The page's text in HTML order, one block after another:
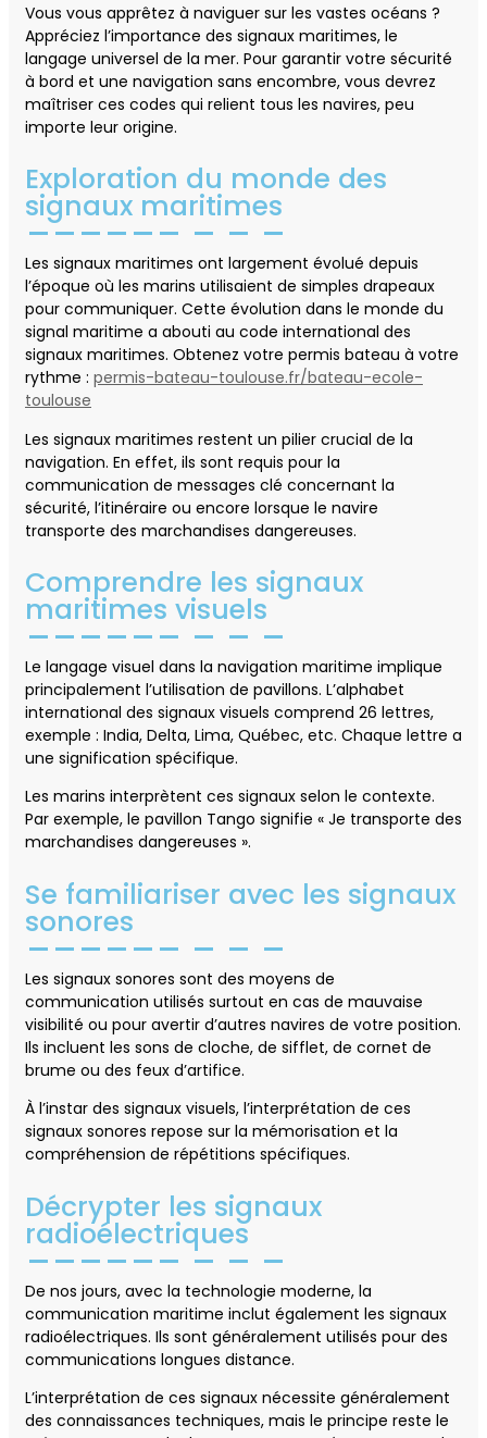
Vous vous apprêtez à naviguer sur les vastes océans ?
Appréciez l’importance des signaux maritimes, le
langage universel de la mer. Pour garantir votre sécurité
à bord et une navigation sans encombre, vous devrez
maîtriser ces codes qui relient tous les navires, peu
importe leur origine.
Exploration du monde des
signaux maritimes
Les signaux maritimes ont largement évolué depuis
l’époque où les marins utilisaient de simples drapeaux
pour communiquer. Cette évolution dans le monde du
signal maritime a abouti au code international des
signaux maritimes. Obtenez votre permis bateau à votre
rythme : permis-bateau-toulouse.fr/bateau-ecole-
toulouse
Les signaux maritimes restent un pilier crucial de la
navigation. En effet, ils sont requis pour la
communication de messages clé concernant la
sécurité, l’itinéraire ou encore lorsque le navire
transporte des marchandises dangereuses.
Comprendre les signaux
maritimes visuels
Le langage visuel dans la navigation maritime implique
principalement l’utilisation de pavillons. L’alphabet
international des signaux visuels comprend 26 lettres,
exemple : India, Delta, Lima, Québec, etc. Chaque lettre a
une signification spécifique.
Les marins interprètent ces signaux selon le contexte.
Par exemple, le pavillon Tango signifie « Je transporte des
marchandises dangereuses ».
Se familiariser avec les signaux
sonores
Les signaux sonores sont des moyens de
communication utilisés surtout en cas de mauvaise
visibilité ou pour avertir d’autres navires de votre position.
Ils incluent les sons de cloche, de sifflet, de cornet de
brume ou des feux d’artifice.
À l’instar des signaux visuels, l’interprétation de ces
signaux sonores repose sur la mémorisation et la
compréhension de répétitions spécifiques.
Décrypter les signaux
radioélectriques
De nos jours, avec la technologie moderne, la
communication maritime inclut également les signaux
radioélectriques. Ils sont généralement utilisés pour des
communications longues distance.
L’interprétation de ces signaux nécessite généralement
des connaissances techniques, mais le principe reste le